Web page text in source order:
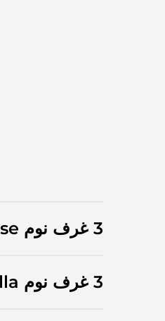
3 غرف نوم Townhouse
3 غرف نوم Villa